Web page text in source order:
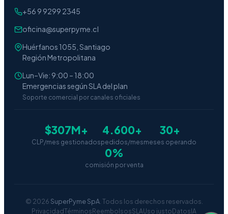
+56 9 9299 2345
oficina@superpyme.cl
Huérfanos 1055, Santiago
Región Metropolitana
Lun–Vie: 9:00 – 18:00
Emergencias según SLA del plan
Soporte comercial por canales oficiales
$307M+
CLP/mes gestionados
4.600+
pedidos/mes
30+
meses operando
0%
comisión por venta
© 2026 SuperPyme SpA. Todos los derechos reservados.
PrivacidadTérminos ReembolsosSLAUso justo Datos IA